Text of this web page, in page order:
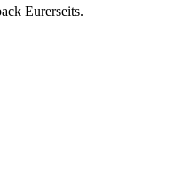
Eurerseits.